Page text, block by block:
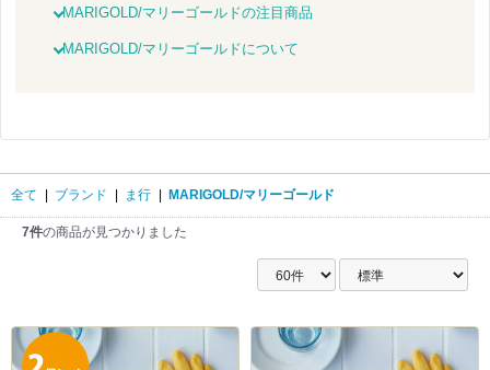
MARIGOLD/マリーゴールドの注目商品
MARIGOLD/マリーゴールドについて
全て ブランド ま行 MARIGOLD/マリーゴールド
7件の商品が見つかりました